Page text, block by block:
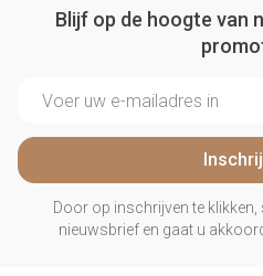
Blijf op de hoogte van
Door op inschrijven te
nieuwsbrief en gaat u